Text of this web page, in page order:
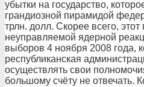
убытки на государство,
грандиозной пирамидой
трлн. долл. Скорее всего,
неуправляемой ядерной
выборов 4 ноября 2008 года,
республиканская
осуществлять свои
большому счёту не отвечать.